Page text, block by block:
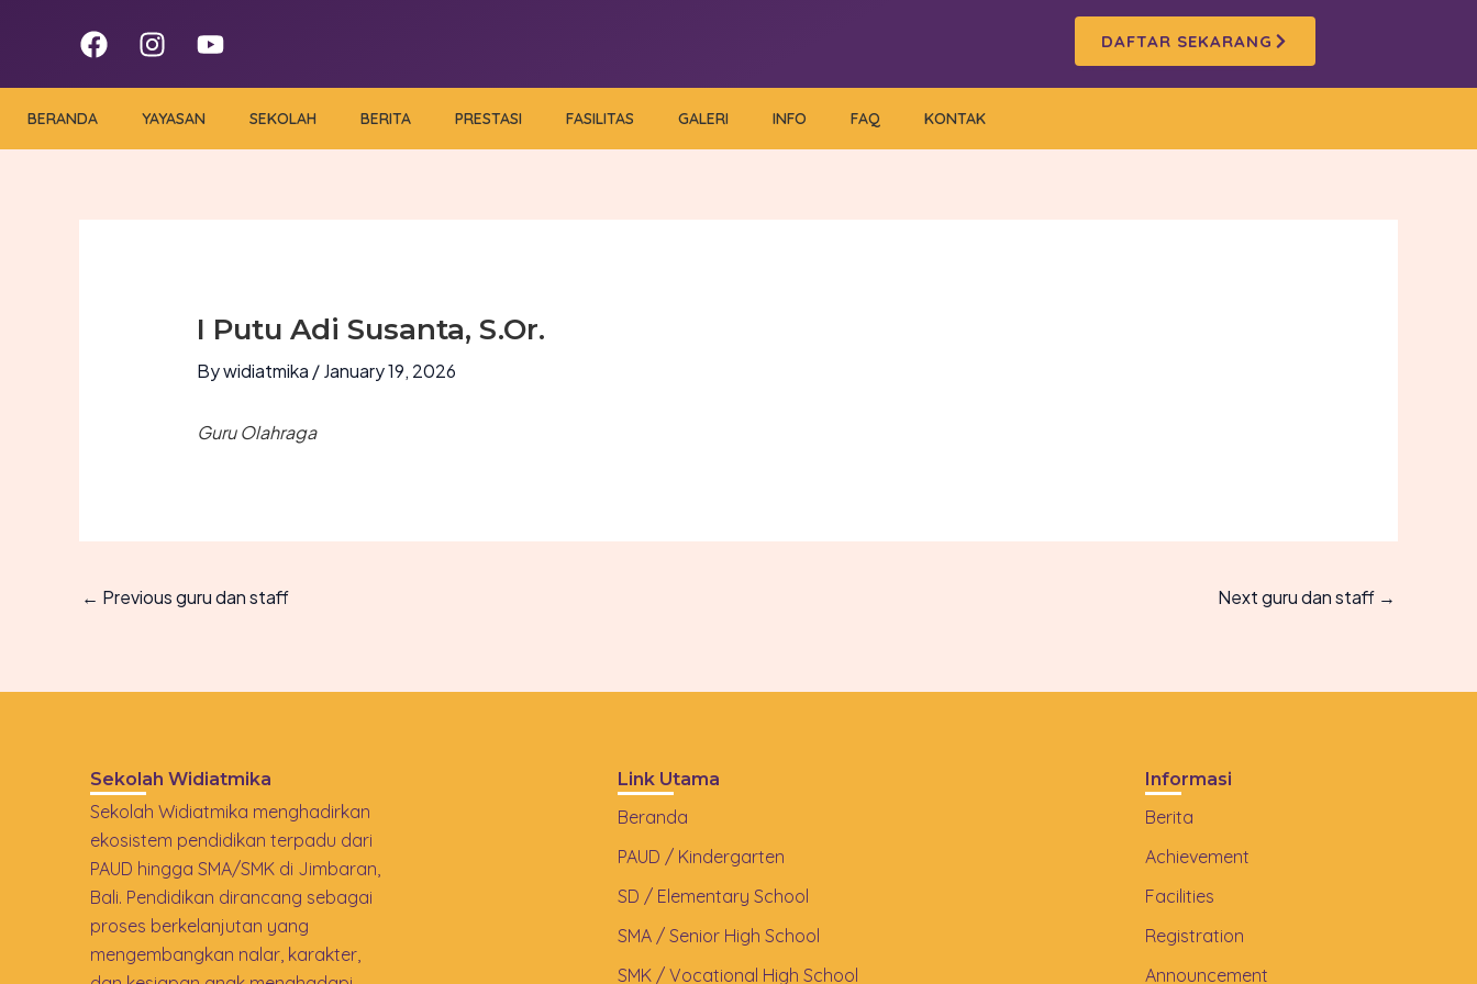
F
a
c
e
k
I
n
s
t
a
Y
o
u
DAFTAR SEKARANG
BERANDA YAYASAN SEKOLAH BERITA PRESTASI FASILITAS GALERI INFO FAQ KONTAK
I Putu Adi Susanta, S.Or.
Bywidiatmika /January 19, 2026
Guru Olahraga
← Previous guru dan staff Next guru dan staff →
Sekolah Widiatmika
Sekolah Widiatmika menghadirkan
ekosistem pendidikan terpadu dari
PAUD hingga SMA/SMK di Jimbaran,
Bali. Pendidikan dirancang sebagai
proses berkelanjutan yang
mengembangkan nalar, karakter,
Link Utama
Beranda
PAUD / Kindergarten
SD / Elementary School
SMA / Senior High School
SMK / Vocational High School
Informasi
Berita
Achievement
Facilities
Registration
Announcement